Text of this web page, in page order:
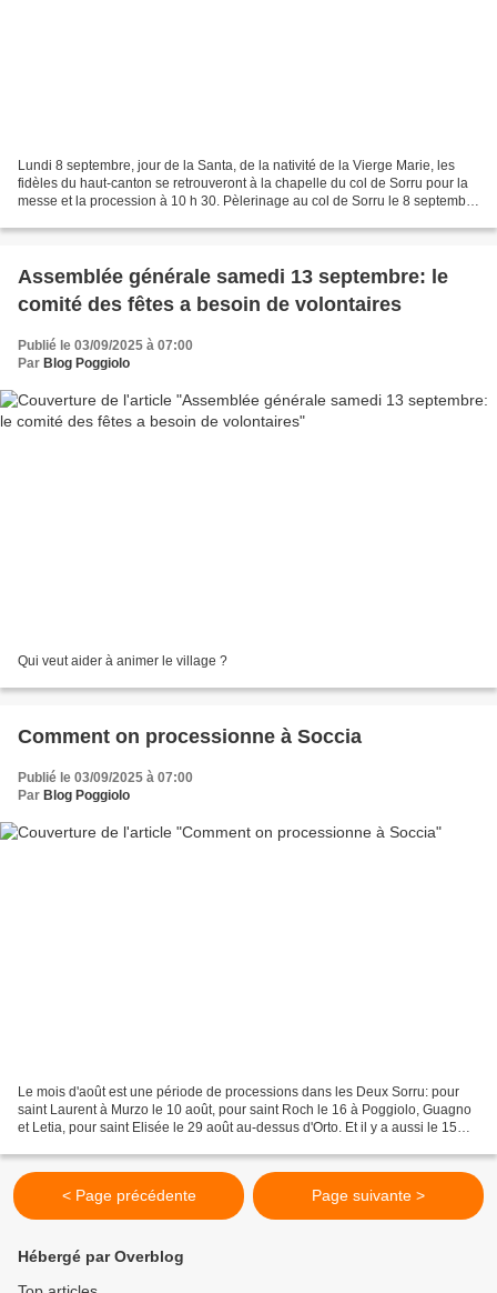
Lundi 8 septembre, jour de la Santa, de la nativité de la Vierge Marie, les
fidèles du haut-canton se retrouveront à la chapelle du col de Sorru pour la
messe et la procession à 10 h 30. Pèlerinage au col de Sorru le 8 septembre
Assemblée générale samedi 13 septembre: le
comité des fêtes a besoin de volontaires
Publié le 03/09/2025 à 07:00
Par Blog Poggiolo
Qui veut aider à animer le village ?
Comment on processionne à Soccia
Publié le 03/09/2025 à 07:00
Par Blog Poggiolo
Le mois d'août est une période de processions dans les Deux Sorru: pour
saint Laurent à Murzo le 10 août, pour saint Roch le 16 à Poggiolo, Guagno
et Letia, pour saint Elisée le 29 août au-dessus d'Orto. Et il y a aussi le 15
< Page précédente Page suivante >
Hébergé par Overblog